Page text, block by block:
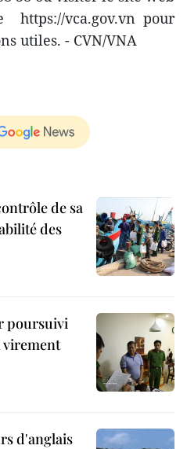
https://vca.gov.vn pour
utiles. - CVN/VNA
de sa
des
poursuivi
virement
d'anglais